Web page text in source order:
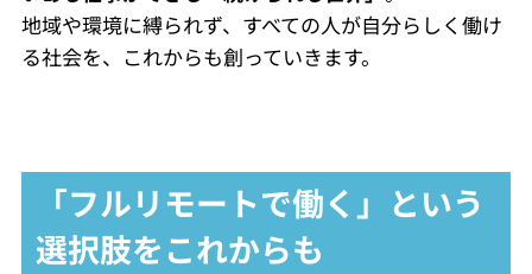
地域や環境に縛られず、すべての人が自分らしく働け
る社会を、これからも創っていきます。
「フルリモートで働く」という
選択肢をこれからも